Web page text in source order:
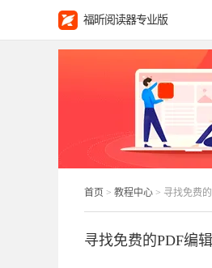
福昕阅读器专业版
首页 > 教程中心 > 寻找免费
寻找免费的PDF编